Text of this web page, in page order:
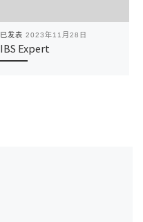
已发表 2023年11月28日
IBS Expert